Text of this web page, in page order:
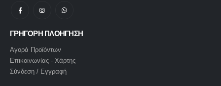
ΓΡΗΓΟΡΗ ΠΛΟΗΓΗΣΗ
Αγορά Προϊόντων
Επικοινωνίας - Χάρτης
Σύνδεση / Εγγραφή